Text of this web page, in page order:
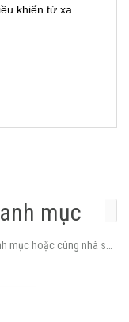
khiển từ xa
mục